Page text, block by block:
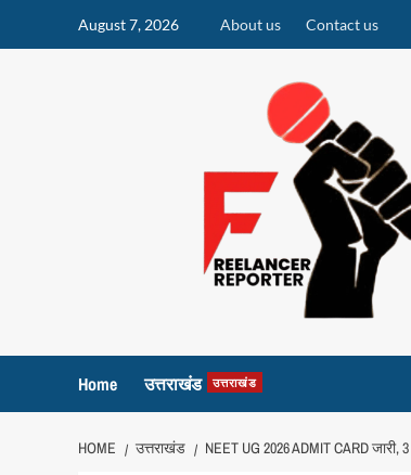
August 7, 2026 About us Contact us
Home उत्तराखंड उत्तराखंड
HOME उत्तराखंड NEET UG 2026 ADMIT CARD जारी,